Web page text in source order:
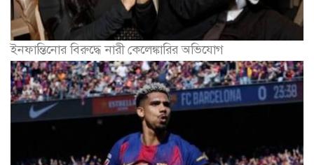
ইনফান্তিনোর বিরুদ্ধে নারী কেলেঙ্কারির অভিযোগ